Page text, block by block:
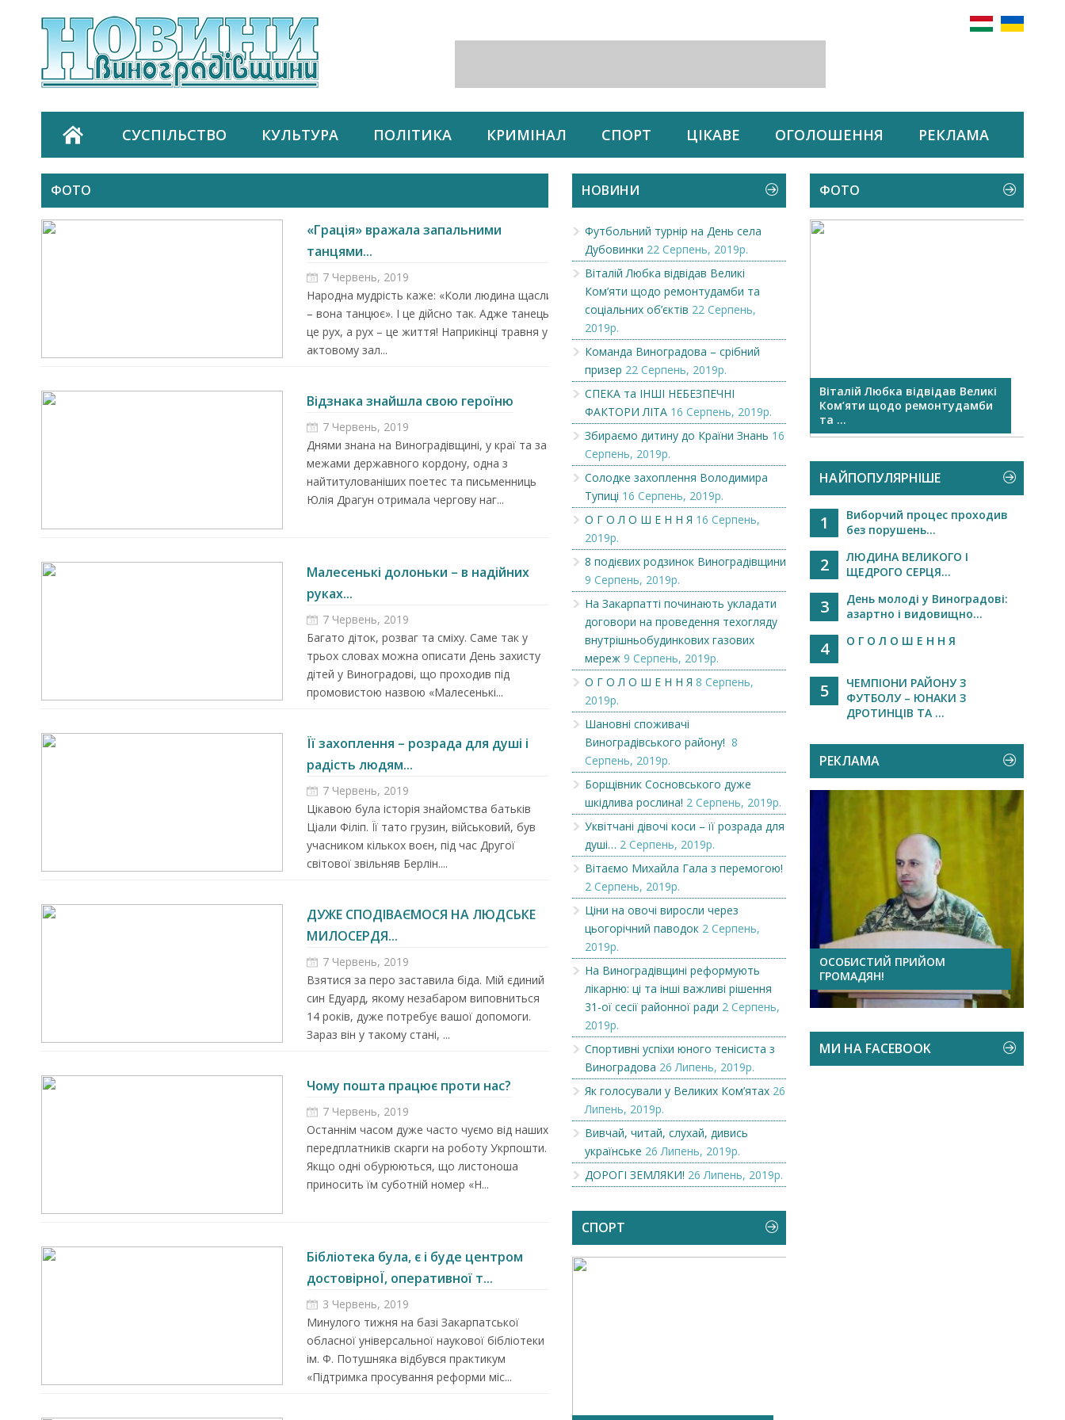
СУСПІЛЬСТВО КУЛЬТУРА ПОЛІТИКА КРИМІНАЛ СПОРТ ЦІКАВЕ ОГОЛОШЕННЯ РЕКЛАМА
ФОТО
«Грація» вражала запальними
танцями...
7 Червень, 2019
Народна мудрість каже: «Коли людина щаслива
– вона танцює». І це дійсно так. Адже танець –
це рух, а рух – це життя! Наприкінці травня у
актовому зал...
Відзнака знайшла свою героїню
7 Червень, 2019
Днями знана на Виноградівщині, у краї та за
межами державного кордону, одна з
найтитулованіших поетес та письменниць
Юлія Драгун отримала чергову наг...
Малесенькі долоньки – в надійних
руках...
7 Червень, 2019
Багато діток, розваг та сміху. Саме так у
трьох словах можна описати День захисту
дітей у Виноградові, що проходив під
промовистою назвою «Малесенькі...
Її захоплення – розрада для душі і
радість людям...
7 Червень, 2019
Цікавою була історія знайомства батьків
Ціали Філіп. Її тато грузин, військовий, був
учасником кількох воєн, під час Другої
світової звільняв Берлін....
ДУЖЕ СПОДІВАЄМОСЯ НА ЛЮДСЬКЕ
МИЛОСЕРДЯ...
7 Червень, 2019
Взятися за перо заставила біда. Мій єдиний
син Едуард, якому незабаром виповниться
14 років, дуже потребує вашої допомоги.
Зараз він у такому стані, ...
Чому пошта працює проти нас?
7 Червень, 2019
Останнім часом дуже часто чуємо від наших
передплатників скарги на роботу Укрпошти.
Якщо одні обурюються, що листоноша
приносить їм суботній номер «Н...
Бібліотека була, є і буде центром
достовірноЇ, оперативної т...
3 Червень, 2019
Минулого тижня на базі Закарпатської
обласної універсальної наукової бібліотеки
ім. Ф. Потушняка відбувся практикум
«Підтримка просування реформи міс...
НОВИНИ
Футбольний турнір на День села
Дубовинки 22 Серпень, 2019р.
Віталій Любка відвідав Великі
Ком’яти щодо ремонтудамби та
соціальних об’єктів 22 Серпень,
2019р.
Команда Виноградова – срібний
призер 22 Серпень, 2019р.
СПЕКА та ІНШІ НЕБЕЗПЕЧНІ
ФАКТОРИ ЛІТА 16 Серпень, 2019р.
Збираємо дитину до Країни Знань 16
Серпень, 2019р.
Солодке захоплення Володимира
Тупиці 16 Серпень, 2019р.
О Г О Л О Ш Е Н Н Я 16 Серпень,
2019р.
8 подієвих родзинок Виноградівщини
9 Серпень, 2019р.
На Закарпатті починають укладати
договори на проведення техогляду
внутрішньобудинкових газових
мереж 9 Серпень, 2019р.
О Г О Л О Ш Е Н Н Я 8 Серпень,
2019р.
Шановні споживачі
Виноградівського району! 8
Серпень, 2019р.
Борщівник Сосновського дуже
шкідлива рослина! 2 Серпень, 2019р.
Уквітчані дівочі коси – її розрада для
душі… 2 Серпень, 2019р.
Вітаємо Михайла Гала з перемогою!
2 Серпень, 2019р.
Ціни на овочі виросли через
цьогорічний паводок 2 Серпень,
2019р.
На Виноградівщині реформують
лікарню: ці та інші важливі рішення
31-ої сесії районної ради 2 Серпень,
2019р.
Спортивні успіхи юного тенісиста з
Виноградова 26 Липень, 2019р.
Як голосували у Великих Ком’ятах 26
Липень, 2019р.
Вивчай, читай, слухай, дивись
українське 26 Липень, 2019р.
ДОРОГІ ЗЕМЛЯКИ! 26 Липень, 2019р.
СПОРТ
ФОТО
Знань
Футбольний турнір на День
села Дубовинки...
Віталій Любка відвідав Великі
Ком’яти щодо ремонтудамби
та ...
НАЙПОПУЛЯРНІШЕ
1
Виборчий процес проходив
без порушень...
2
ЛЮДИНА ВЕЛИКОГО І
ЩЕДРОГО СЕРЦЯ...
3
День молоді у Виноградові:
азартно і видовищно...
4 О Г О Л О Ш Е Н Н Я
5
ЧЕМПІОНИ РАЙОНУ З
ФУТБОЛУ – ЮНАКИ З
ДРОТИНЦІВ ТА ...
РЕКЛАМА
SILVER SWAN пропонує
офіційне працевлаштування в
Запрошуємо на роботу в
Чехію
Робота в Угорщині
ОСОБИСТИЙ ПРИЙОМ
ГРОМАДЯН!
МИ НА FACEBOOK